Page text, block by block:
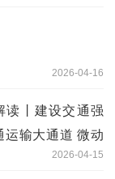
2026-04-16
读丨建设交通强
运输大通道 微动
2026-04-15